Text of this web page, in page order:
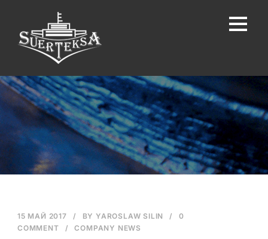
15 МАЙ 2017 / BYYAROSLAW SILIN /
0
COMMENT
/ COMPANY NEWS